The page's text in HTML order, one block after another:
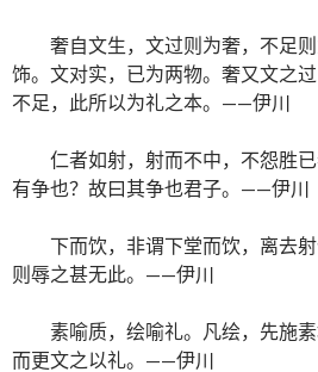
奢自文生，文过则为奢，不足
饰。文对实，已为两物。奢又文之
不足，此所以为礼之本。——伊川
仁者如射，射而不中，不怨胜
有争也？故曰其争也君子。——伊川
下而饮，非谓下堂而饮，离去
则辱之甚无此。——伊川
素喻质，绘喻礼。凡绘，先施
而更文之以礼。——伊川